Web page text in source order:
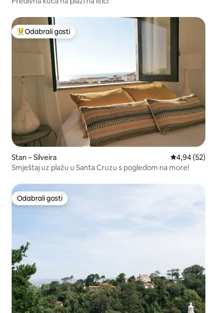
Među najviše rangiranima s oznakom „Odabrali gosti”
Odabrali gosti
Stan – Silveira Prosječna
4,94 (52)
Smještaj uz plažu u Santa Cruzu s pogledom na more!
Odabrali gosti
Odabrali gosti